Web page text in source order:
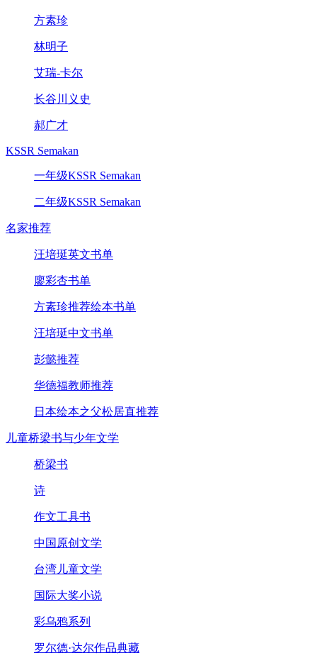
方素珍
林明子
艾瑞-卡尔
长谷川义史
郝广才
KSSR Semakan
一年级KSSR Semakan
二年级KSSR Semakan
名家推荐
汪培珽英文书单
廖彩杏书单
方素珍推荐绘本书单
汪培珽中文书单
彭懿推荐
华德福教师推荐
日本绘本之父松居直推荐
儿童桥梁书与少年文学
桥梁书
诗
作文工具书
中国原创文学
台湾儿童文学
国际大奖小说
彩乌鸦系列
罗尔德·达尔作品典藏